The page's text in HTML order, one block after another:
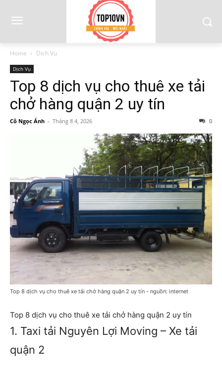
Home Dịch Vụ
Dịch Vụ
Top 8 dịch vụ cho thuê xe tải
chở hàng quận 2 uy tín
Cô Ngọc Ánh - Tháng 8 4, 2026 0
Top 8 dịch vụ cho thuê xe tải chở hàng quận 2 uy tín - nguồn: internet
Top 8 dịch vụ cho thuê xe tải chở hàng quận 2 uy tín
1. Taxi tải Nguyên Lợi Moving – Xe tải
quận 2